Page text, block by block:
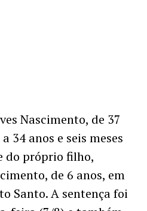
Nascimento, de 37
34 anos e seis meses
do próprio filho,
de 6 anos, em
Santo. A sentença foi